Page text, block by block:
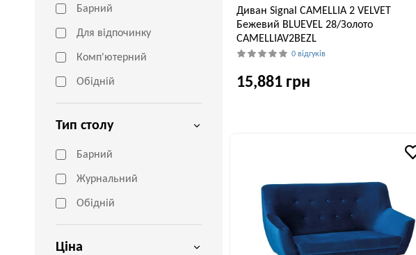
Барний
Для відпочинку
Комп'ютерний
Обідній
Тип столу
Барний
Журнальний
Обідній
Ціна
Диван Signal CAMELLIA 2 VELVET
Бежевий BLUEVEL 28/Золото
CAMELLIAV2BEZL
0 відгуків
15,881 грн
77 см